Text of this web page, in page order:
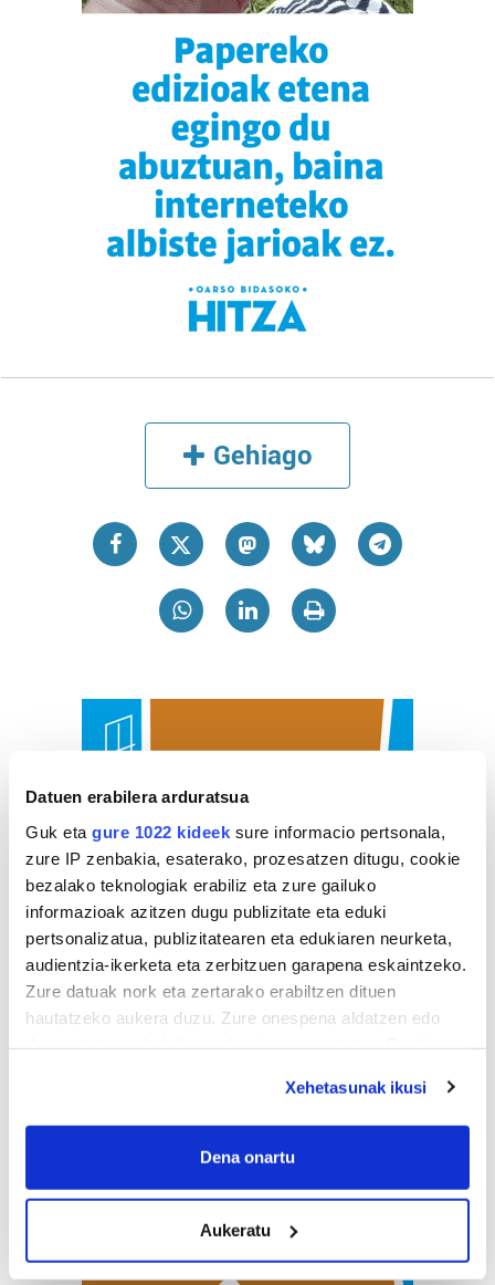
Datuen erabilera arduratsua
Guk eta gure 1022 kideek sure informacio pertsonala,
zure IP zenbakia, esaterako, prozesatzen ditugu, cookie
bezalako teknologiak erabiliz eta zure gailuko
informazioak azitzen dugu publizitate eta eduki
pertsonalizatua, publizitatearen eta edukiaren neurketa,
audientzia-ikerketa eta zerbitzuen garapena eskaintzeko.
Zure datuak nork eta zertarako erabiltzen dituen
hautatzeko aukera duzu. Zure onespena aldatzen edo
If you allow, we would also like to:
Collect information about your geographical
meters
Identify your device by actively scanning it for
specific characteristics (fingerprinting)
Xehetasunak ikusi
Dena onartu
Aukeratu
Gehiago